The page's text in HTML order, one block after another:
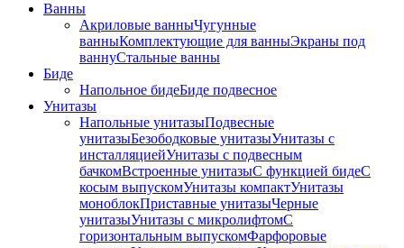
Ванны
Акриловые ванныЧугунные
ванныКомплектующие для ванныЭкраны под
ваннуСтальные ванны
Биде
Напольное бидеБиде пoдвеснoе
Унитазы
Напольные унитазыПодвесные
унитазыБезободковые унитазыУнитазы с
инсталляциейУнитазы с подвесным
бачкомВстроенные унитазыС функцией бидеС
косым выпускомУнитазы компактУнитазы
моноблокПриставные унитазыЧерные
унитазыУнитазы с микролифтомC
горизонтальным выпускомФарфоровые